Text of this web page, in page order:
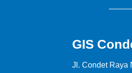
GIS
Jl. Condet Raya